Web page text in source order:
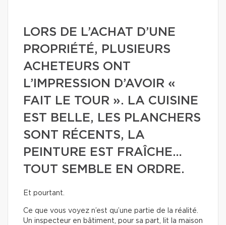
LORS DE L’ACHAT D’UNE
PROPRIÉTÉ, PLUSIEURS
ACHETEURS ONT
L’IMPRESSION D’AVOIR «
FAIT LE TOUR ». LA CUISINE
EST BELLE, LES PLANCHERS
SONT RÉCENTS, LA
PEINTURE EST FRAÎCHE…
TOUT SEMBLE EN ORDRE.
Et pourtant.
Ce que vous voyez n’est qu’une partie de la réalité.
Un inspecteur en bâtiment, pour sa part, lit la maison